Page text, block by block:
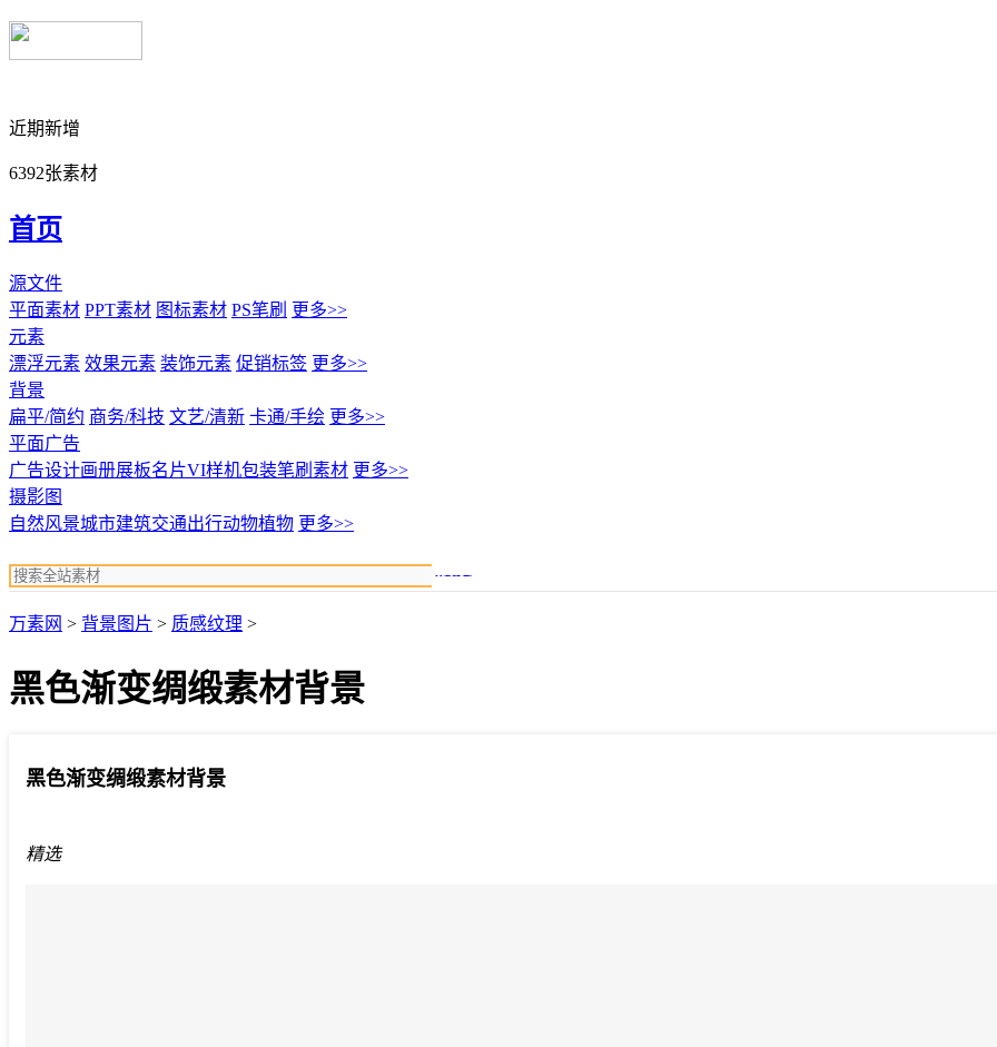
近期新增
6392张素材
首页
源文件
平面素材 PPT素材 图标素材 PS笔刷 更多>>
元素
漂浮元素 效果元素 装饰元素 促销标签 更多>>
背景
扁平/简约 商务/科技 文艺/清新 卡通/手绘 更多>>
平面广告
广告设计画册展板名片VI样机包装笔刷素材 更多>>
摄影图
自然风景城市建筑交通出行动物植物 更多>>
万素网 > 背景图片 > 质感纹理 >
黑色渐变绸缎素材背景
黑色渐变绸缎素材背景
精选